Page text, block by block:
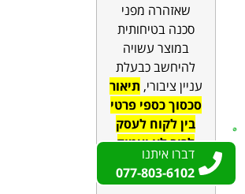
שאזהרה מפני
סכנה בטיחותית
במוצר עשויה
להיחשב כבעלת
עניין ציבורי, תיאור
סכסוך כספי פרטי
בין לקוח לעסק
לרוב לא יעמוד
ברף זה.
דברו איתנו
077-803-6102
דברו איתנו
077-803-6102